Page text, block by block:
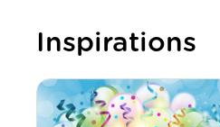
Inspirations